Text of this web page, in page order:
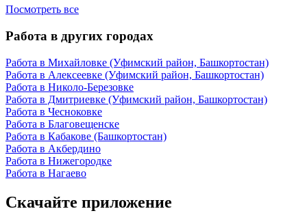
Посмотреть все
Работа в других городах
Работа в Михайловке (Уфимский район, Башкортостан)
Работа в Алексеевке (Уфимский район, Башкортостан)
Работа в Николо-Березовке
Работа в Дмитриевке (Уфимский район, Башкортостан)
Работа в Чесноковке
Работа в Благовещенске
Работа в Кабакове (Башкортостан)
Работа в Акбердино
Работа в Нижегородке
Работа в Нагаево
Скачайте приложение